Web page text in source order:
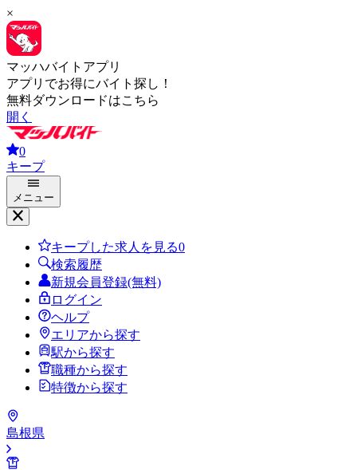
×
マッハバイトアプリ
アプリでお得にバイト探し！
無料ダウンロードはこちら
開く
0
キープ
メニュー
キープした求人を見る0
検索履歴
新規会員登録(無料)
ログイン
ヘルプ
エリアから探す
駅から探す
職種から探す
特徴から探す
島根県